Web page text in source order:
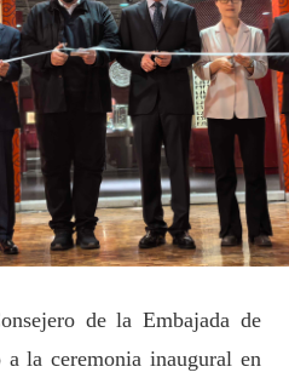
onsejero de la Embajada de
la ceremonia inaugural en